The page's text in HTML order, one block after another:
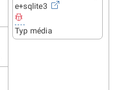
e+sqlite3
Typ média